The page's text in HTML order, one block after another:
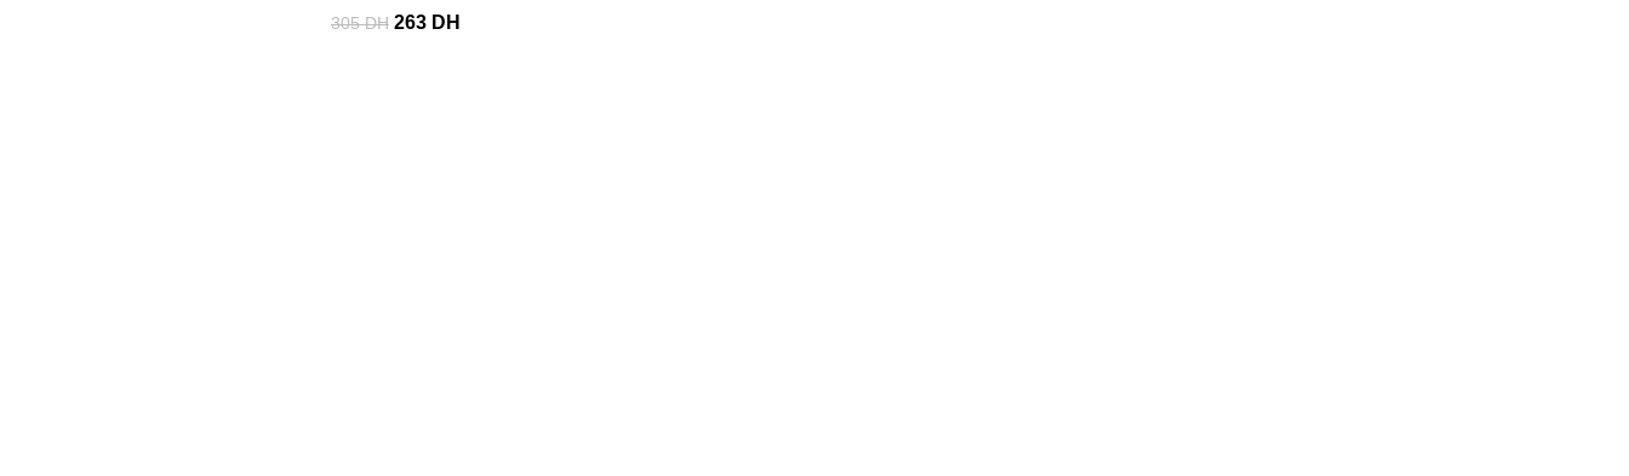
305DH 263 DH